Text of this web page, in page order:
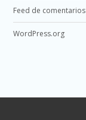
Feed de comentarios
WordPress.org